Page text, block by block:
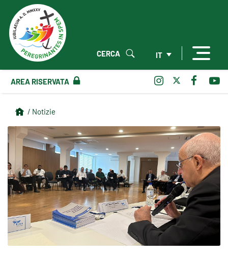
IT
CERCA
AREA RISERVATA
/ Notizie